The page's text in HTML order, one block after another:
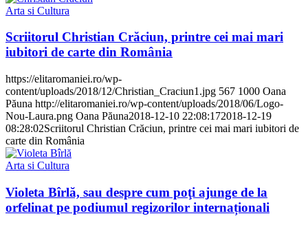
Arta si Cultura
Scriitorul Christian Crăciun, printre cei mai mari
iubitori de carte din România
https://elitaromaniei.ro/wp-
content/uploads/2018/12/Christian_Craciun1.jpg 567 1000 Oana
Păuna http://elitaromaniei.ro/wp-content/uploads/2018/06/Logo-
Nou-Laura.png Oana Păuna2018-12-10 22:08:172018-12-19
08:28:02Scriitorul Christian Crăciun, printre cei mai mari iubitori de
carte din România
Arta si Cultura
Violeta Bîrlă, sau despre cum poţi ajunge de la
orfelinat pe podiumul regizorilor internaționali